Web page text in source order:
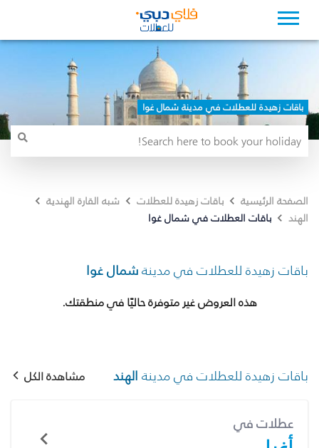
باقات زهيدة للعطلات في مدينة شمال غوا
الصفحة الرئيسية باقات زهيدة للعطلات
شبه القارة الهندية
الهند
باقات العطلات في شمال غوا
باقات زهيدة للعطلات في مدينةشمال غوا
هذه العروض غير متوفرة حاليًا في منطقتك.
باقات زهيدة للعطلات في مدينة الهند مشاهدة الكل
عطلات في